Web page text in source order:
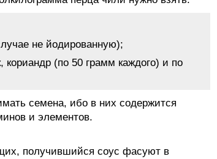
не йодированную);
(по 50 грамм каждого) и по
семена, ибо в них содержится
и элементов.
получившийся соус фасуют в